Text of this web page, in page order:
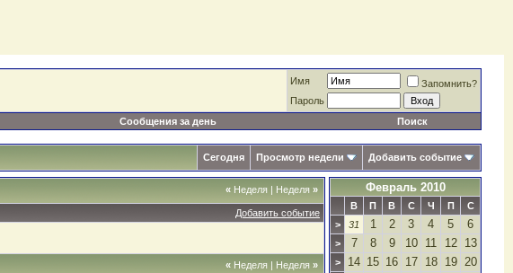
Имя
Запомнить?
Пароль
Сообщения за день Поиск
Сегодня Просмотр недели Добавить событие
« Неделя | Неделя »
Добавить событие
« Неделя | Неделя »
Февраль 2010
В П В С Ч П
С
>
31 1 2 3 4 5 6
> 7 8 9 10 11 12 13
> 14 15 16 17 18 19 20